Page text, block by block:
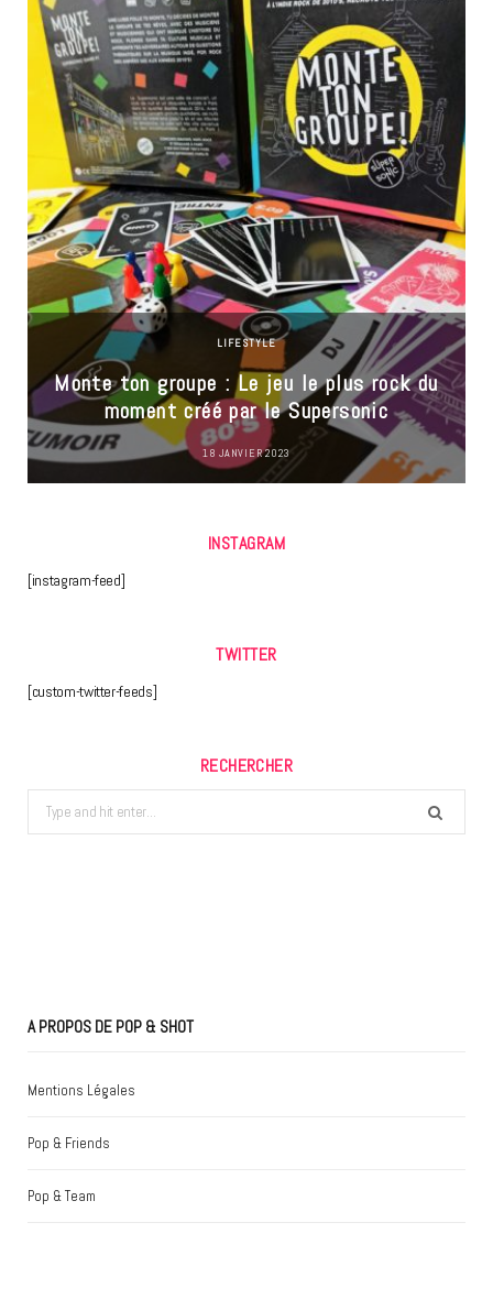
LIFESTYLE
Monte ton groupe : Le jeu le plus rock du
moment créé par le Supersonic
18 JANVIER 2023
INSTAGRAM
[instagram-feed]
TWITTER
[custom-twitter-feeds]
RECHERCHER
Search
for:
A PROPOS DE POP & SHOT
Mentions Légales
Pop & Friends
Pop & Team